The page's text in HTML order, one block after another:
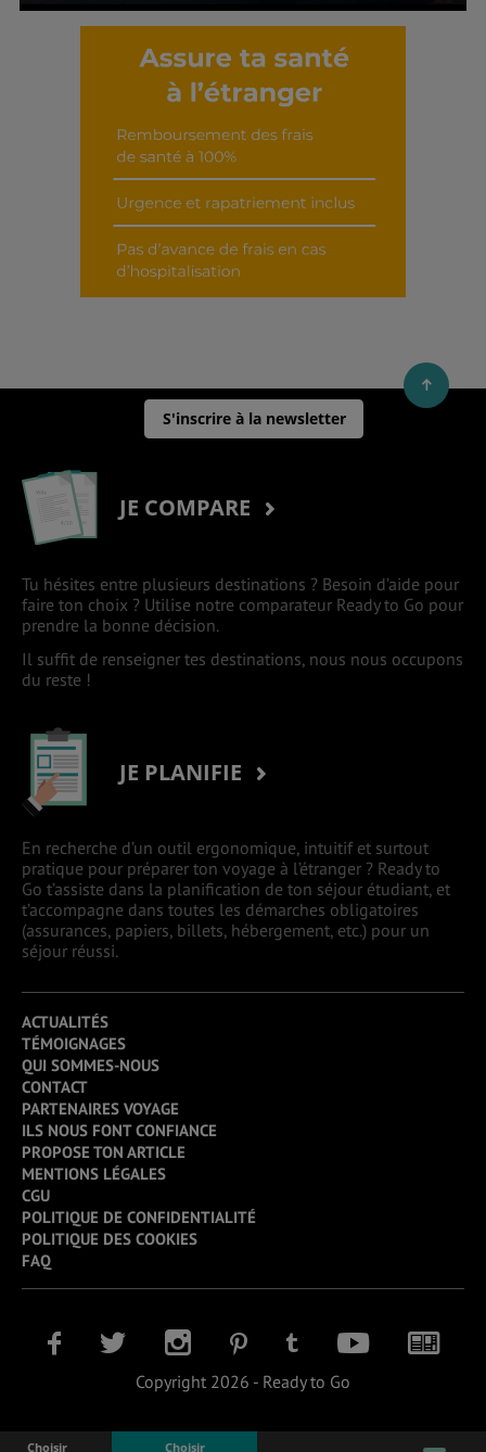
Choisir Choisir
Découvrir cet interview
S'inscrire à la newsletter
JE COMPARE
Tu hésites entre plusieurs destinations ? Besoin d’aide pour
faire ton choix ? Utilise notre comparateur Ready to Go pour
prendre la bonne décision.
Il suffit de renseigner tes destinations, nous nous occupons
du reste !
JE PLANIFIE
En recherche d’un outil ergonomique, intuitif et surtout
pratique pour préparer ton voyage à l’étranger ? Ready to
Go t’assiste dans la planification de ton séjour étudiant, et
t’accompagne dans toutes les démarches obligatoires
(assurances, papiers, billets, hébergement, etc.) pour un
séjour réussi.
ACTUALITÉS
TÉMOIGNAGES
QUI SOMMES-NOUS
CONTACT
PARTENAIRES VOYAGE
ILS NOUS FONT CONFIANCE
PROPOSE TON ARTICLE
MENTIONS LÉGALES
CGU
POLITIQUE DE CONFIDENTIALITÉ
POLITIQUE DES COOKIES
FAQ
Copyright 2026 - Ready to Go